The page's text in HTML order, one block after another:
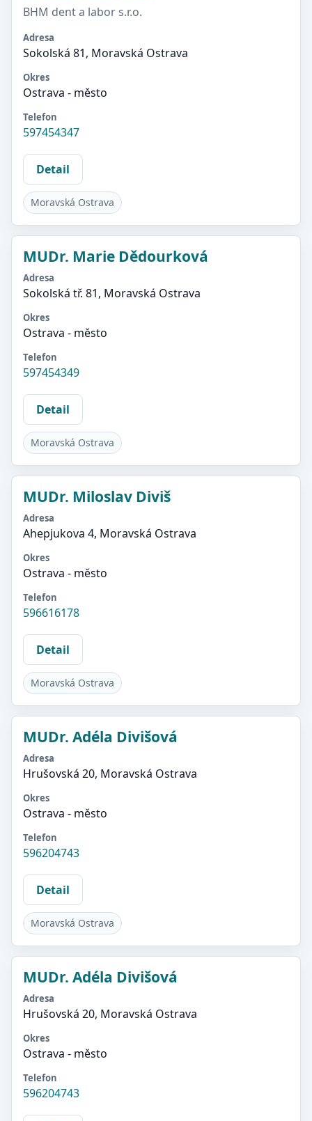
BHM dent a labor s.r.o.
Adresa
Sokolská 81, Moravská Ostrava
Okres
Ostrava - město
Telefon
597454347
Detail
Moravská Ostrava
MUDr. Marie Dědourková
Adresa
Sokolská tř. 81, Moravská Ostrava
Okres
Ostrava - město
Telefon
597454349
Detail
Moravská Ostrava
MUDr. Miloslav Diviš
Adresa
Ahepjukova 4, Moravská Ostrava
Okres
Ostrava - město
Telefon
596616178
Detail
Moravská Ostrava
MUDr. Adéla Divišová
Adresa
Hrušovská 20, Moravská Ostrava
Okres
Ostrava - město
Telefon
596204743
Detail
Moravská Ostrava
MUDr. Adéla Divišová
Adresa
Hrušovská 20, Moravská Ostrava
Okres
Ostrava - město
Telefon
596204743